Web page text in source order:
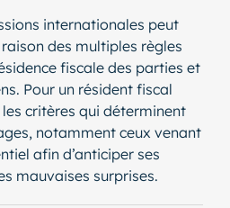
internationales peut
des multiples règles
fiscale des parties et
Pour un résident fiscal
critères qui déterminent
notamment ceux venant
afin d’anticiper ses
mauvaises surprises.